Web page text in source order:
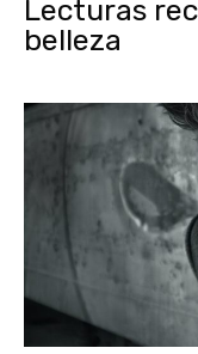
Lecturas
belleza